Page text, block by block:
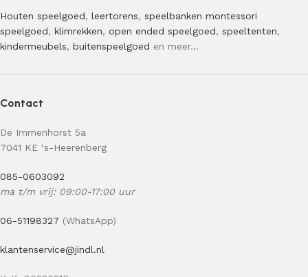
Houten speelgoed, leertorens, speelbanken montessori
speelgoed, klimrekken, open ended speelgoed, speeltenten,
kindermeubels, buitenspeelgoed en meer…
Contact
De Immenhorst 5a
7041 KE ‘s-Heerenberg
085-0603092
ma t/m vrij: 09:00-17:00 uur
06-51198327 (WhatsApp)
klantenservice@jindl.nl